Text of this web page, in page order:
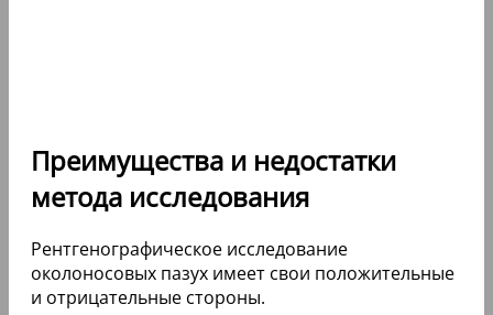
Преимущества и недостатки
метода исследования
Рентгенографическое исследование
околоносовых пазух имеет свои положительные
и отрицательные стороны.